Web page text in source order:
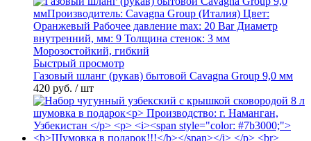
Быстрый просмотр
Газовый шланг (рукав) бытовой Cavagna Group 9,0 мм
420 руб. / шт